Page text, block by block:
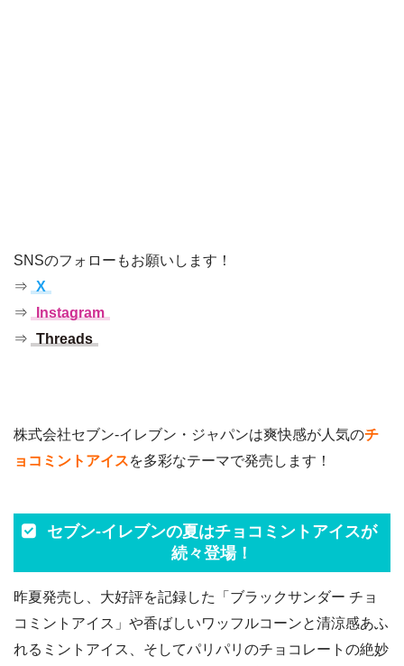
SNSのフォローもお願いします！
⇒ X
⇒
Instagram
⇒ Threads
株式会社セブン‐イレブン・ジャパンは爽快感が人気のチ
ョコミントアイスを多彩なテーマで発売します！
セブン‐イレブンの夏はチョコミントアイスが
続々登場！
昨夏発売し、大好評を記録した「ブラックサンダー チョ
コミントアイス」や香ばしいワッフルコーンと清涼感あふ
れるミントアイス、そしてパリパリのチョコレートの絶妙